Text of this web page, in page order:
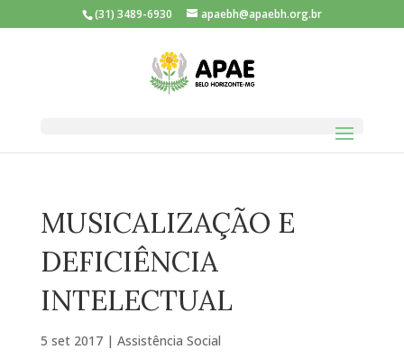
(31) 3489-6930 apaebh@apaebh.org.br
MUSICALIZAÇÃO E
DEFICIÊNCIA
INTELECTUAL
5 set 2017| Assistência Social